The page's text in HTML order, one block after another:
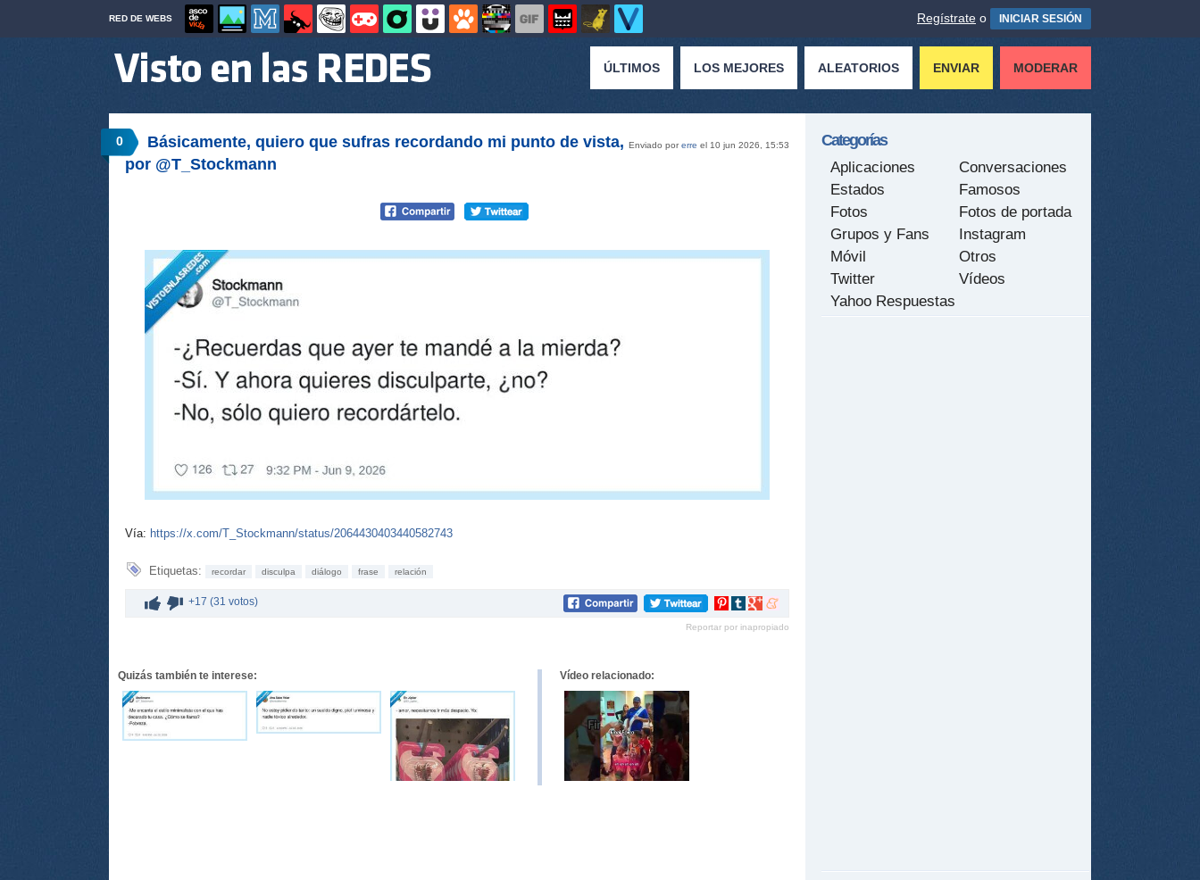
RED DE WEBS Regístrate o INICIAR SESIÓN
ÚLTIMOS LOS MEJORES ALEATORIOS ENVIAR MODERAR
0 Enviado porerre el 10 jun 2026, 15:53
Básicamente, quiero que sufras recordando mi punto de vista,
por @T_Stockmann
Vía: https://x.com/T_Stockmann/status/2064430403440582743
Etiquetas: recordar disculpa diálogo frase relación
+17 (31 votos)
Compartir
Pinterest
Compartir
tumblr
Compartir
Google+
Compartir
meneame
Reportar por inapropiado
Quizás también te interese: Vídeo relacionado:
Categorías
Aplicaciones
Conversaciones
Estados
Famosos
Fotos
Fotos de portada
Grupos y Fans
Instagram
Móvil
Otros
Twitter
Vídeos
Yahoo Respuestas